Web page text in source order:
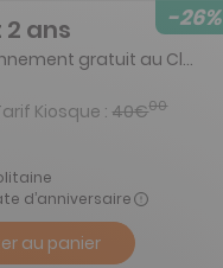
-26%
ans
10 n° • Digital + abonnement gratuit au Club TDCO&Co via un code promotionnel à l’intérieur du magazine
Kiosque : 40€00
d’anniversaire
au panier